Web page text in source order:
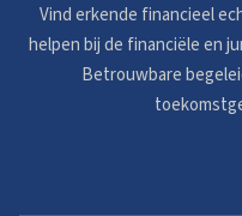
Vind erkende financieel
helpen bij de financiële en
Betrouwbare